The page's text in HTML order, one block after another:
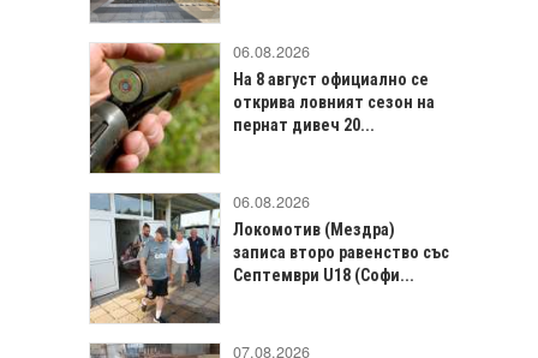
06.08.2026
На 8 август официално се
открива ловният сезон на
пернат дивеч 20...
06.08.2026
Локомотив (Мездра)
записа второ равенство със
Септември U18 (Софи...
07.08.2026